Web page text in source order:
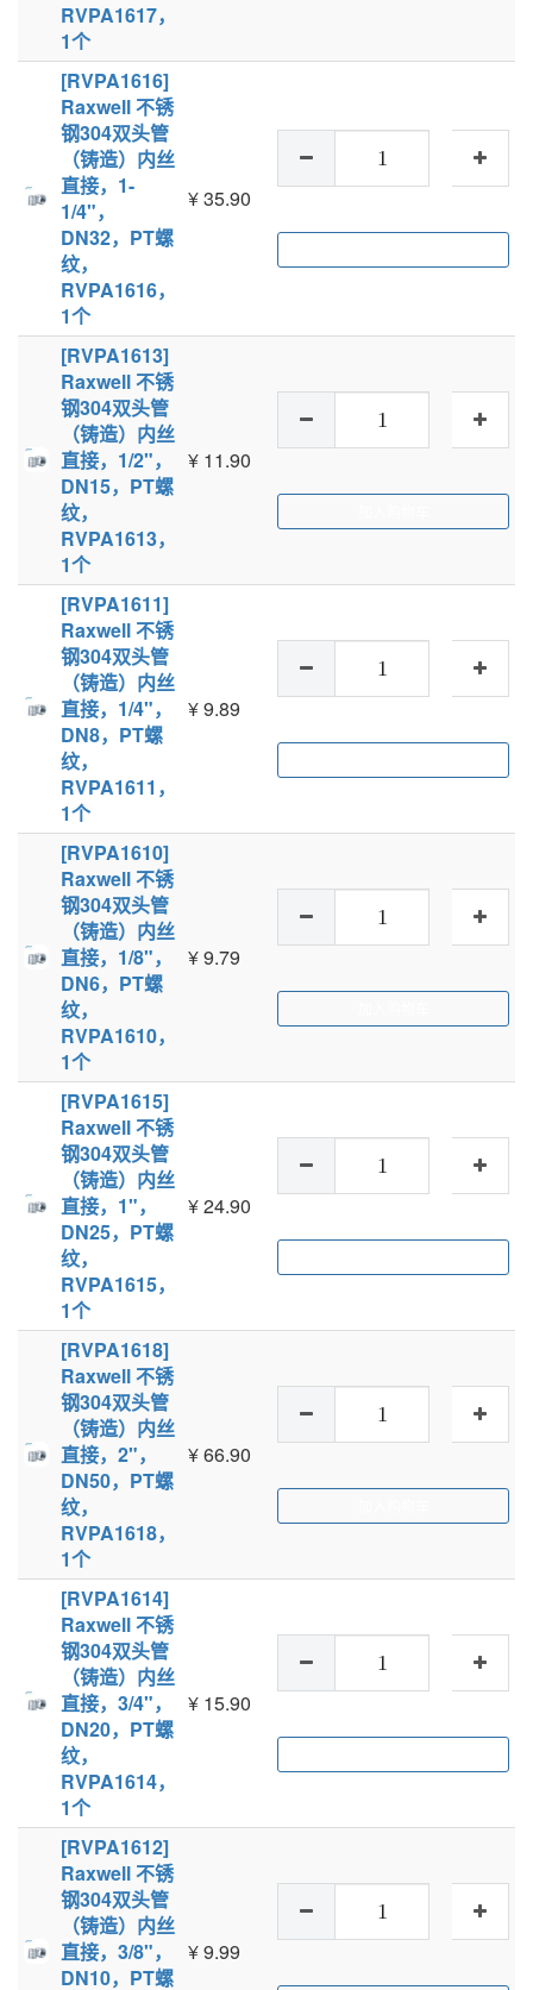
RVPA1617，
1个
[RVPA1616]
Raxwell 不锈
钢304双头管
（铸造）内丝
直接，1-
1/4"，
DN32，PT螺
纹，
RVPA1616，
1个
¥35.90
[RVPA1613]
Raxwell 不锈
钢304双头管
（铸造）内丝
直接，1/2"，
DN15，PT螺
纹，
RVPA1613，
1个
¥ 11.90
[RVPA1611]
Raxwell 不锈
钢304双头管
（铸造）内丝
直接，1/4"，
DN8，PT螺
纹，
RVPA1611，
1个
¥9.89
[RVPA1610]
Raxwell 不锈
钢304双头管
（铸造）内丝
直接，1/8"，
DN6，PT螺
纹，
RVPA1610，
1个
¥9.79
[RVPA1615]
Raxwell 不锈
钢304双头管
（铸造）内丝
直接，1"，
DN25，PT螺
纹，
RVPA1615，
1个
¥24.90
[RVPA1618]
Raxwell 不锈
钢304双头管
（铸造）内丝
直接，2"，
DN50，PT螺
纹，
RVPA1618，
1个
¥66.90
[RVPA1614]
Raxwell 不锈
钢304双头管
（铸造）内丝
直接，3/4"，
DN20，PT螺
纹，
RVPA1614，
1个
¥ 15.90
[RVPA1612]
Raxwell 不锈
钢304双头管
（铸造）内丝
直接，3/8"，
DN10，PT螺
¥9.99